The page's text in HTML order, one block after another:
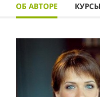
ОБ АВТОРЕ